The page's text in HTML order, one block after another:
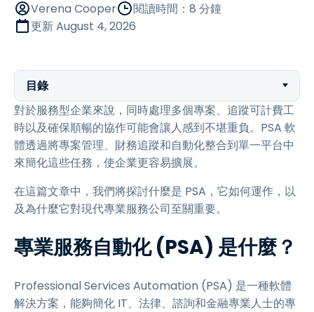
Verena Cooper
閱讀時間：8 分鐘
更新August 4, 2026
目錄
對於服務型企業來說，同時處理多個專案、追蹤可計費工
時以及確保順暢的協作可能會讓人感到不堪重負。PSA 軟
體透過將專案管理、財務追蹤和自動化整合到單一平台中
來簡化這些任務，使企業更容易擴展。
在這篇文章中，我們將探討什麼是 PSA，它如何運作，以
及為什麼它對現代專業服務公司至關重要。
專業服務自動化 (PSA) 是什麼？
Professional Services Automation (PSA) 是一種軟體
解決方案，能夠簡化 IT、法律、諮詢和金融專業人士的專